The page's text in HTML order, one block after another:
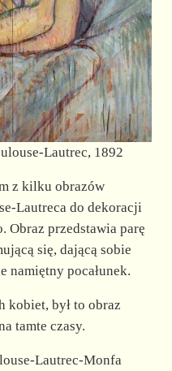
Lautrec, 1892
z kilku obrazów
Lautreca do dekoracji
Obraz przedstawia parę
się, dającą sobie
namiętny pocałunek.
kobiet, był to obraz
tamte czasy.
Lautrec-Monfa